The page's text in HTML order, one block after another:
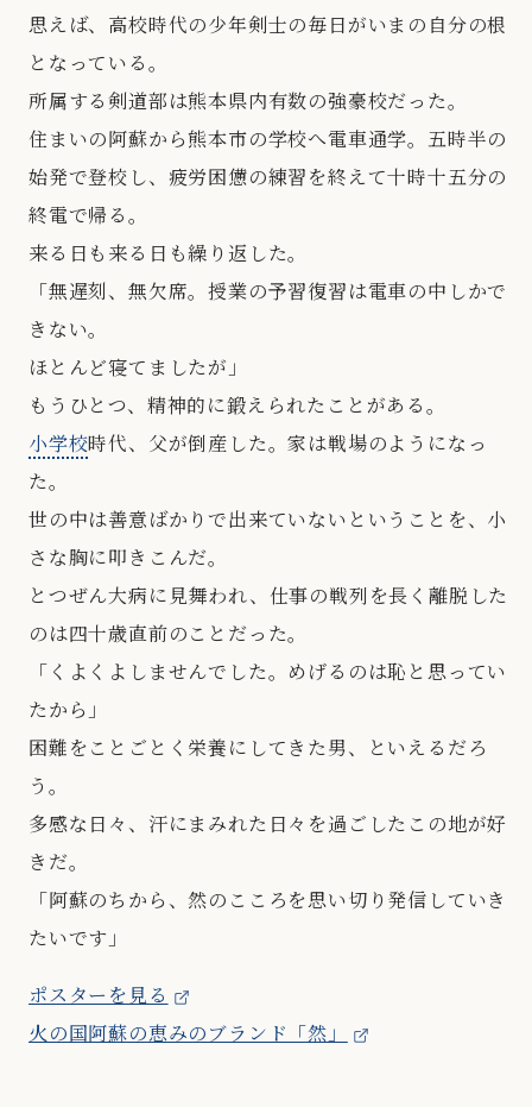
思えば、高校時代の少年剣士の毎日がいまの自分の根
となっている。
所属する剣道部は熊本県内有数の強豪校だった。
住まいの阿蘇から熊本市の学校へ電車通学。五時半の
始発で登校し、疲労困憊の練習を終えて十時十五分の
終電で帰る。
来る日も来る日も繰り返した。
「無遅刻、無欠席。授業の予習復習は電車の中しかで
きない。
ほとんど寝てましたが」
もうひとつ、精神的に鍛えられたことがある。
小学校時代、父が倒産した。家は戦場のようになっ
た。
世の中は善意ばかりで出来ていないということを、小
さな胸に叩きこんだ。
とつぜん大病に見舞われ、仕事の戦列を長く離脱した
のは四十歳直前のことだった。
「くよくよしませんでした。めげるのは恥と思ってい
たから」
困難をことごとく栄養にしてきた男、といえるだろ
う。
多感な日々、汗にまみれた日々を過ごしたこの地が好
きだ。
「阿蘇のちから、然のこころを思い切り発信していき
たいです」
ポスターを見る
火の国阿蘇の恵みのブランド「然」